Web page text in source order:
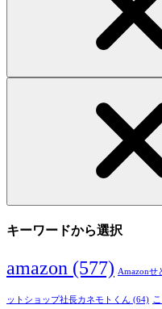
キーワードから選択
amazon (577) Amazonせ
ットショップ社長カネモトくん (64)